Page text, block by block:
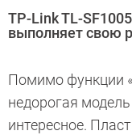
TP-Link TL-
выполняет свою
Помимо функции
недорогая
интересное.